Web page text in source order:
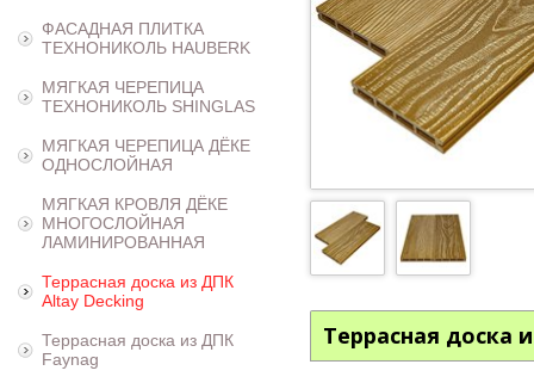
ФАСАДНАЯ ПЛИТКА
ТЕХНОНИКОЛЬ HAUBERK
МЯГКАЯ ЧЕРЕПИЦА
ТЕХНОНИКОЛЬ SHINGLAS
МЯГКАЯ ЧЕРЕПИЦА ДЁКЕ
ОДНОСЛОЙНАЯ
МЯГКАЯ КРОВЛЯ ДЁКЕ
МНОГОСЛОЙНАЯ
ЛАМИНИРОВАННАЯ
Террасная доска из ДПК
Altay Decking
Террасная доска из ДПК
Faynag
Террасная доска